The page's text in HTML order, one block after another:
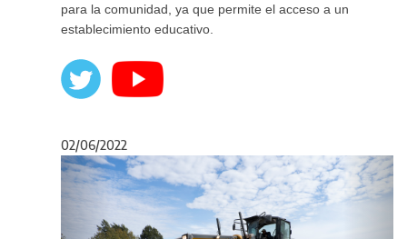
para la comunidad, ya que permite el acceso a un
establecimiento educativo.
02/06/2022
Anterior